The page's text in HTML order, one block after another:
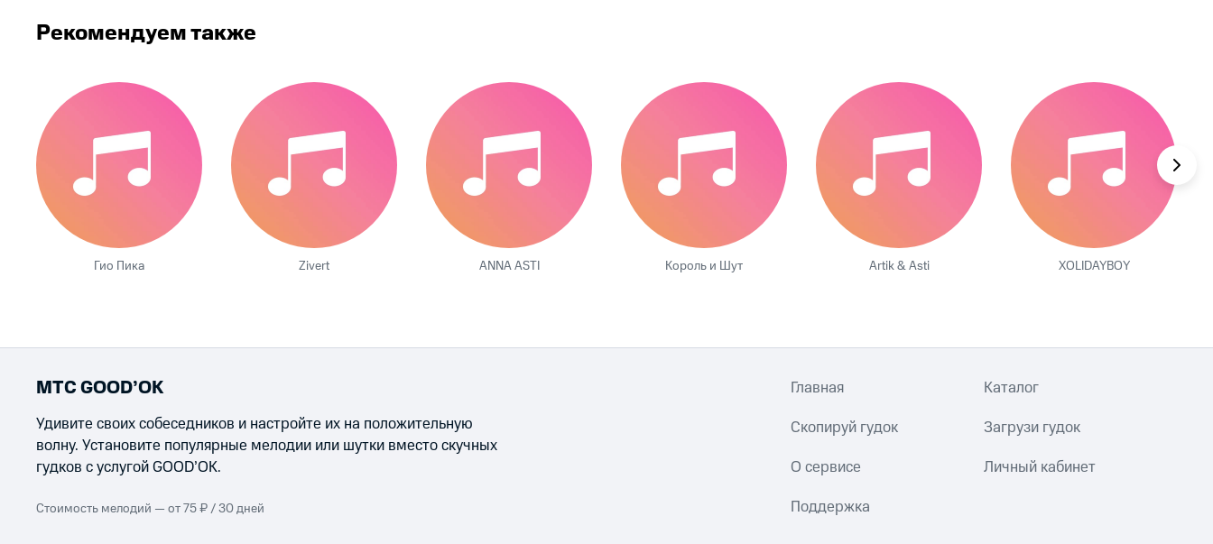
Рекомендуем также
Гио Пика Zivert ANNA ASTI Король и Шут Artik & Asti XOLIDAYBOY
МТС GOOD’OK
Удивите своих собеседников и настройте их на положительную
волну. Установите популярные мелодии или шутки вместо скучных
гудков с услугой GOOD’OK.
Стоимость мелодий — от 75 ₽ / 30 дней
Главная Каталог
Скопируй гудок Загрузи гудок
О сервисе Личный кабинет
Поддержка